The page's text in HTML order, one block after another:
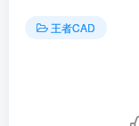
王者CAD